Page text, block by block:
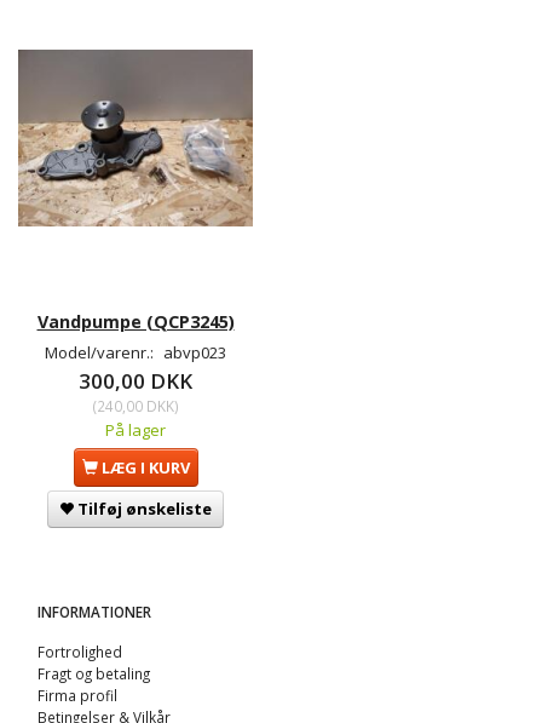
Vandpumpe (QCP3245)
Model/varenr.: abvp023
300,00 DKK
(240,00 DKK)
På lager
LÆG I KURV
Tilføj ønskeliste
INFORMATIONER
Fortrolighed
Fragt og betaling
Firma profil
Betingelser & Vilkår